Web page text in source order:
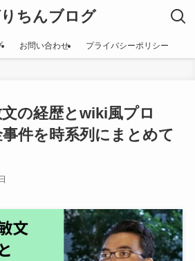
ちんブログ
お問い合わせ プライバシーポリシー
の経歴とwiki風プロ
件を時系列にまとめて